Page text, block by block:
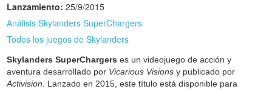
Lanzamiento: 25/9/2015
Análisis Skylanders SuperChargers
Todos los juegos de Skylanders
Skylanders SuperChargers es un videojuego de acción y
aventura desarrollado por Vicarious Visions y publicado por
Activision. Lanzado en 2015, este título está disponible para